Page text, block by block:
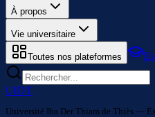
À propos
Vie universitaire
Toutes nos plateformes
UIDT
Université Iba Der Thiam de Thiès —